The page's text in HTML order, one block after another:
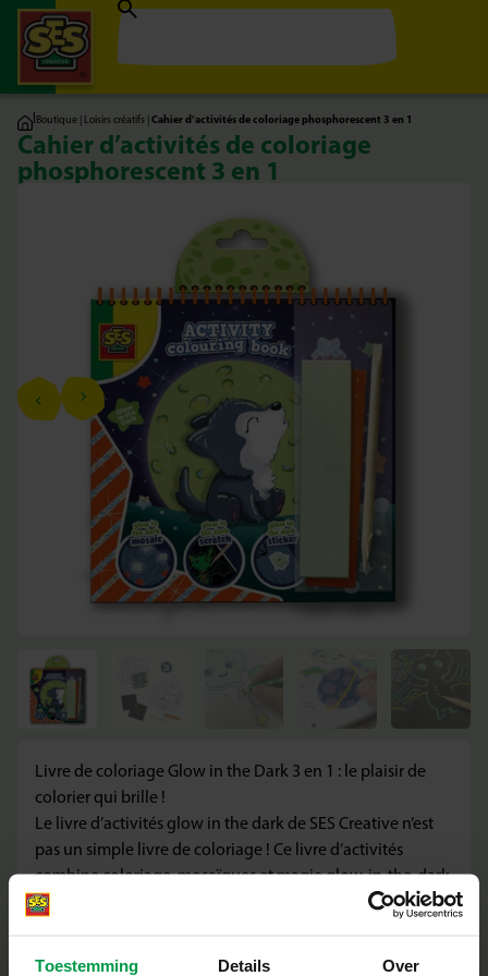
Toestemming Details Over
|Boutique | Loisirs créatifs |Cahier d’activités de coloriage phosphorescent 3 en 1
Cahier d’activités de coloriage
phosphorescent 3 en 1
Livre de coloriage Glow in the Dark 3 en 1 : le plaisir de
colorier qui brille !
Le livre d’activités glow in the dark de SES Creative n’est
pas un simple livre de coloriage ! Ce livre d’activités
combine coloriage, mosaïques et magie glow-in-the-dark
en un seul ensemble. Coloriez les pages avec vos couleurs